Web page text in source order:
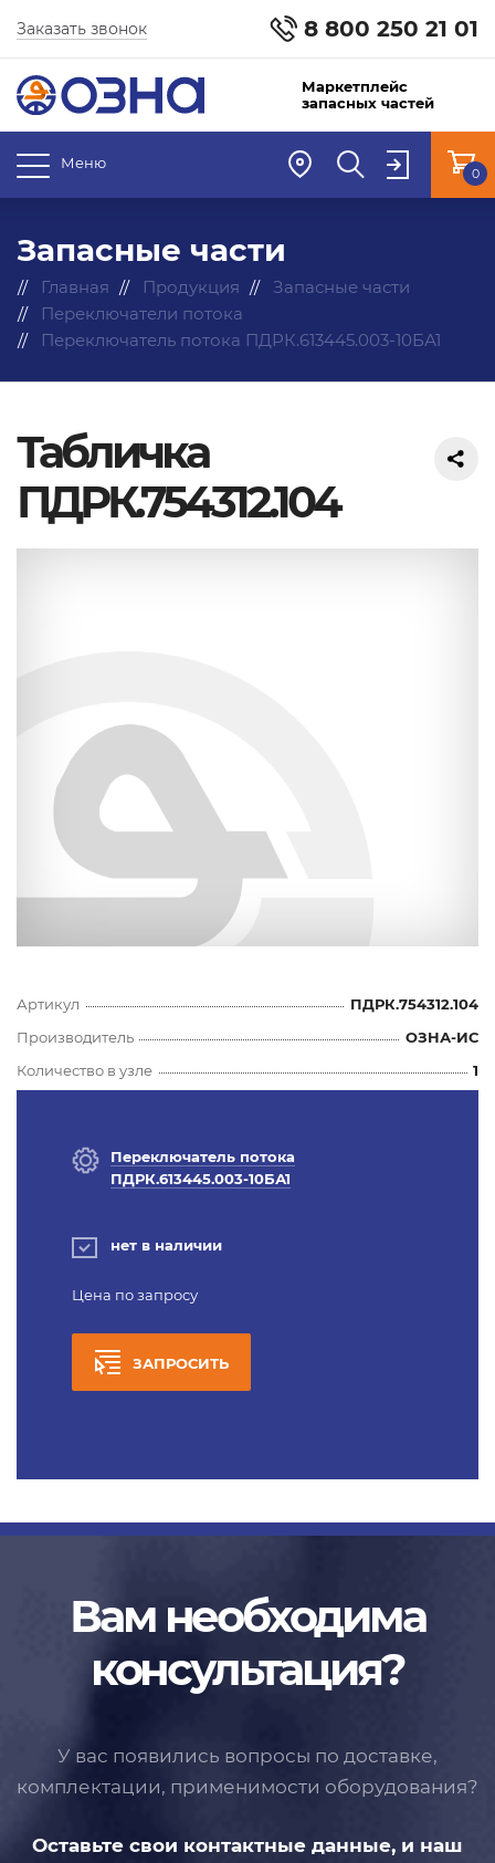
8 800 250 21 01
Заказать звонок
Маркетплейс
запасных частей
Меню
0
Запасные части
Главная Продукция
Запасные части
Переключатели потока
Переключатель потока ПДРК.613445.003-10БА1
Табличка
ПДРК.754312.104
Артикул
ПДРК.754312.104
Производитель
ОЗНА-ИС
Количество в узле
1
Переключатель потока
ПДРК.613445.003-10БА1
нет в наличии
Цена по запросу
ЗАПРОСИТЬ
Вам необходима
консультация?
У вас появились вопросы по доставке,
комплектации, применимости оборудования?
Оставьте свои контактные данные, и наш